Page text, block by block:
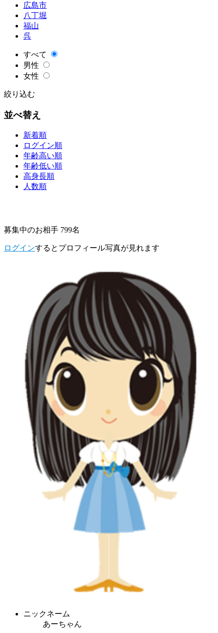
広島市
八丁堀
福山
呉
すべて
男性
女性
絞り込む
並べ替え
新着順
ログイン順
年齢高い順
年齢低い順
高身長順
人数順
募集中のお相手 799名
ログインするとプロフィール写真が見れます
ニックネーム
あーちゃん